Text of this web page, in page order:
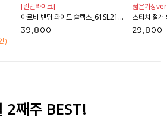
)
[린넨라이크]
아르비 밴딩 와이드 슬랙스_61SL2153
39,800
짧은기장
스티치 절개
29,800
2째주 BEST!